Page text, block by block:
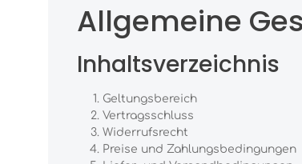
Allgemeine
Inhaltsverzeichnis
Geltungsbereich
Vertragsschluss
Widerrufsrecht
Preise und Zahlungsbedingungen